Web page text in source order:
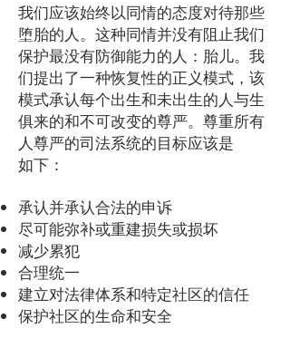
我们应该始终以同情的态度对待那些
堕胎的人。这种同情并没有阻止我们
保护最没有防御能力的人：胎儿。我
们提出了一种恢复性的正义模式，该
模式承认每个出生和未出生的人与生
俱来的和不可改变的尊严。尊重所有
人尊严的司法系统的目标应该是
如下：
承认并承认合法的申诉
尽可能弥补或重建损失或损坏
减少累犯
合理统一
建立对法律体系和特定社区的信任
保护社区的生命和安全